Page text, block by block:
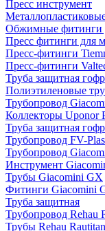
Пресс инструмент
Обжимные фитинги
Пресс фитинги для
Пресс-фитинги
Пресс-фитинги
Труба защитная
Полиэтиленовые
Трубопровод
Коллекторы Uponor
Труба защитная
Трубопровод FV-
Трубопровод
Инструмент
Трубы Giacomini GX
Фитинги Giacomini
Труба защитная
Трубопровод Rehau
Трубы Rehau Rautitan